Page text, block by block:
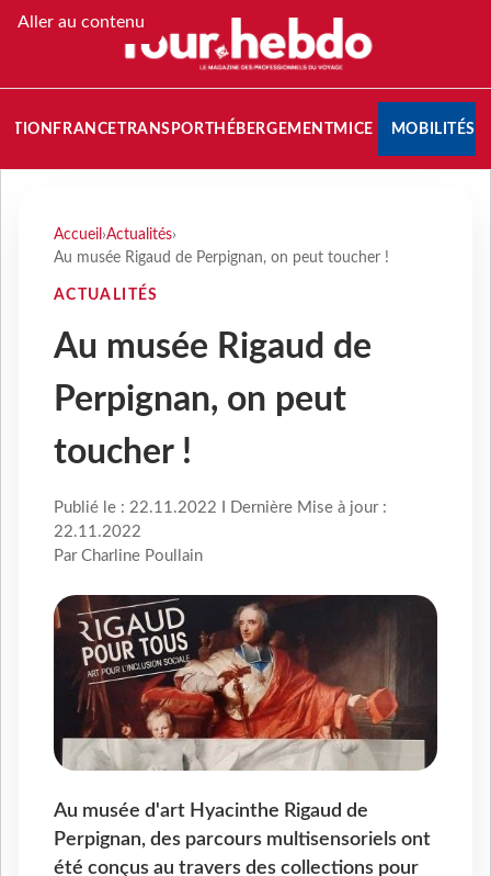
Aller au contenu
FRANCETRANSPORT HÉBERGEMENTMICE MOBILITÉS
Accueil ›Actualités›
Au musée Rigaud de Perpignan, on peut toucher !
ACTUALITÉS
Au musée Rigaud de
Perpignan, on peut
toucher !
Publié le : 22.11.2022 I Dernière Mise à jour :
22.11.2022
Par Charline Poullain
Au musée d'art Hyacinthe Rigaud de
Perpignan, des parcours multisensoriels ont
été conçus au travers des collections pour